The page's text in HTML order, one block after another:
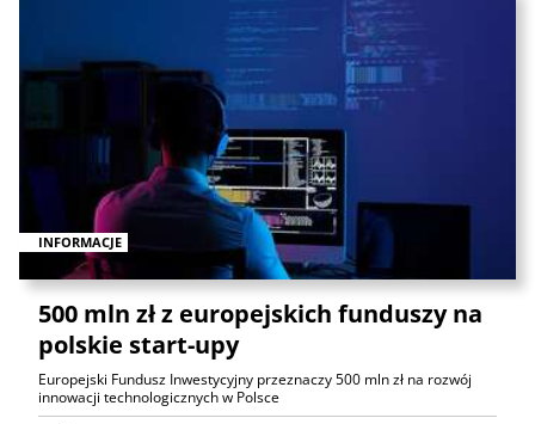
INFORMACJE
500 mln zł z europejskich funduszy na
polskie start-upy
Europejski Fundusz Inwestycyjny przeznaczy 500 mln zł na rozwój
innowacji technologicznych w Polsce